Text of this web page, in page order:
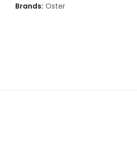
Brands: Oster